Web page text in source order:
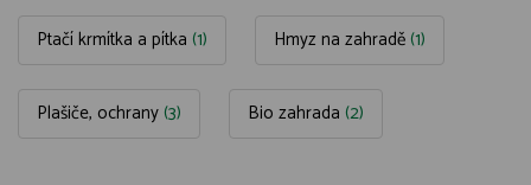
Ptačí krmítka a pítka (1) Hmyz na zahradě (1)
Plašiče, ochrany (3) Bio zahrada (2)